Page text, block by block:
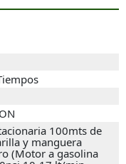
100mts de
y manguera
(Motor a gasolina